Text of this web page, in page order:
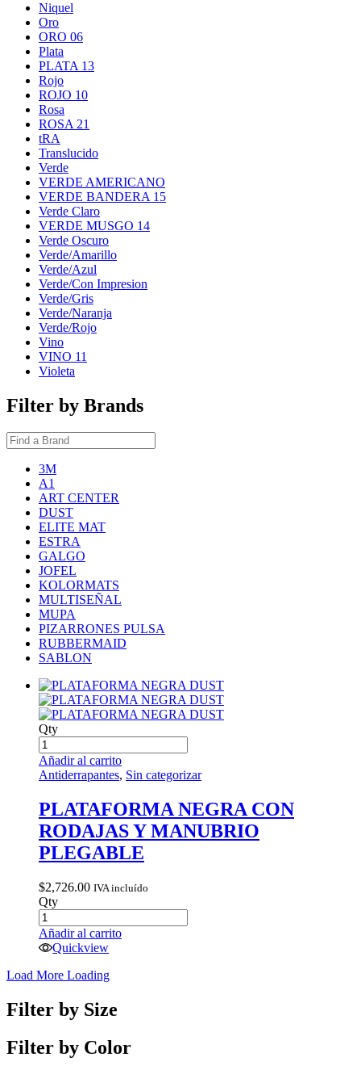
Niquel
Oro
ORO 06
Plata
PLATA 13
Rojo
ROJO 10
Rosa
ROSA 21
tRA
Translucido
Verde
VERDE AMERICANO
VERDE BANDERA 15
Verde Claro
VERDE MUSGO 14
Verde Oscuro
Verde/Amarillo
Verde/Azul
Verde/Con Impresion
Verde/Gris
Verde/Naranja
Verde/Rojo
Vino
VINO 11
Violeta
Filter by Brands
3M
A1
ART CENTER
DUST
ELITE MAT
ESTRA
GALGO
JOFEL
KOLORMATS
MULTISEÑAL
MUPA
PIZARRONES PULSA
RUBBERMAID
SABLON
Qty
Añadir al carrito
Antiderrapantes, Sin categorizar
PLATAFORMA NEGRA CON
RODAJAS Y MANUBRIO
PLEGABLE
$2,726.00 IVA incluído
Qty
Añadir al carrito
Quickview
Load More Loading
Filter by Size
Filter by Color